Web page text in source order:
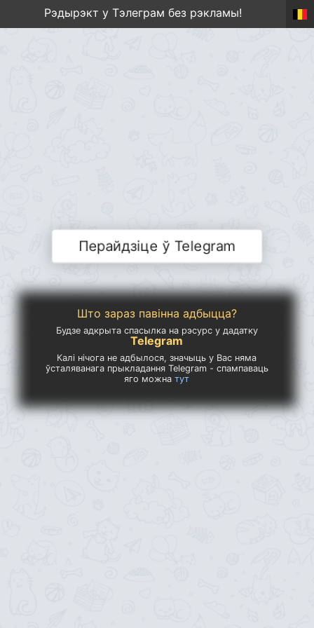
Рэдырэкт у Тэлеграм без рэкламы!
Перайдзіце ў Telegram
Што зараз павінна адбыцца?
Будзе адкрыта спасылка на рэсурс у дадатку
Telegram
Калі нічога не адбылося, значыць у Вас няма
ўсталяванага прыкладання Telegram - спампаваць
яго можнатут